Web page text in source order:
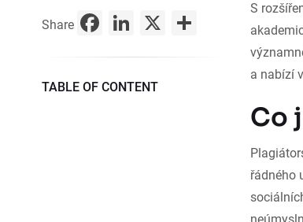
Share Facebook
LinkedIn
X Share
TABLE OF CONTENT
S
a nabízí
Co
řádného